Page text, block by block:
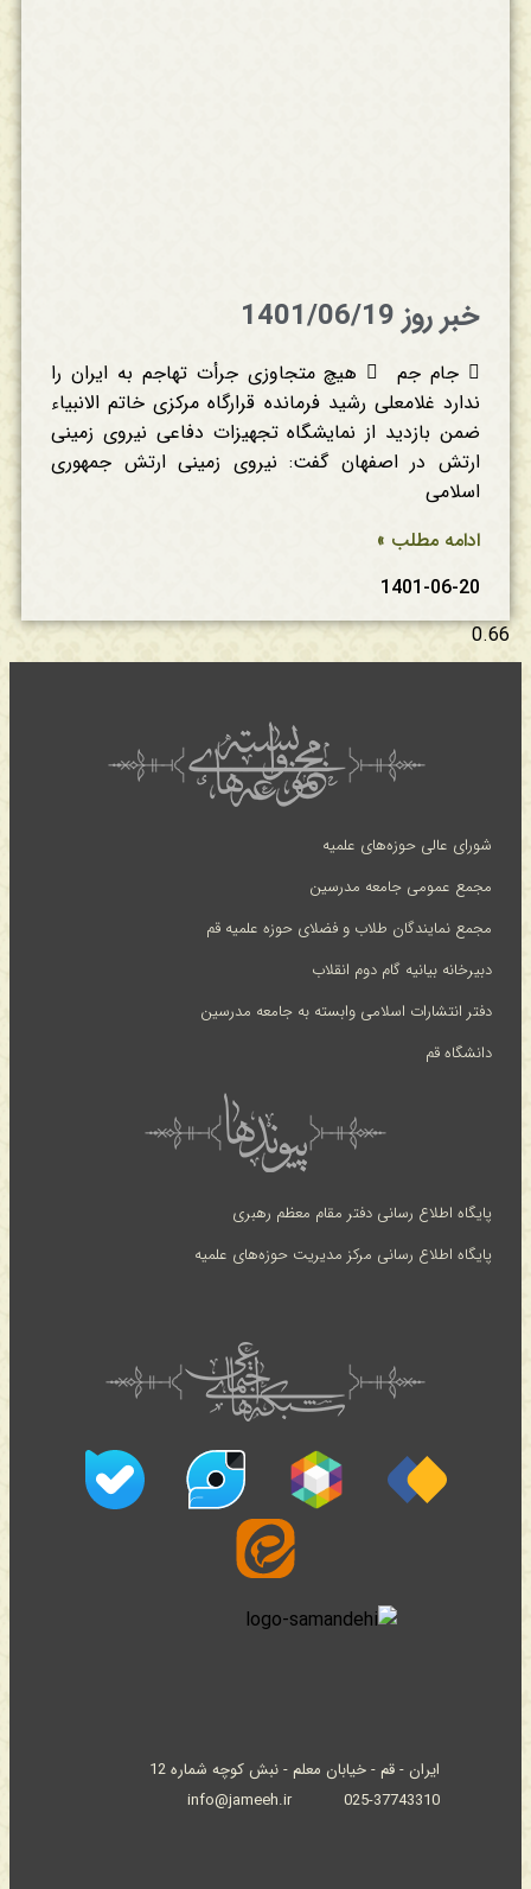
خبر روز 1401/06/19
 جام جم  هیچ متجاوزی جرأت تهاجم به ایران را
ندارد غلامعلی رشید فرمانده قرارگاه مرکزی خاتم الانبیاء
ضمن بازدید از نمایشگاه تجهیزات دفاعی نیروی زمینی
ارتش در اصفهان گفت: نیروی زمینی ارتش جمهوری
اسلامی
ادامه مطلب »
1401-06-20
شورای عالی حوزه‌های علمیه
مجمع عمومی جامعه مدرسین
مجمع نمایندگان طلاب و فضلای حوزه علمیه قم
دبیرخانه بیانیه گام دوم انقلاب
دفتر انتشارات اسلامی وابسته به جامعه مدرسین
دانشگاه قم
پایگاه اطلاع رسانی دفتر مقام معظم رهبری
پایگاه اطلاع رسانی مرکز مدیریت حوزه‌های علمیه
ایران - قم - خیابان معلم - نبش کوچه شماره 12
025-37743310
info@jameeh.ir